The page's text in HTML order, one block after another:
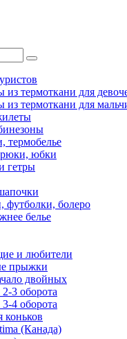
из термоткани для
из термоткани для
термобелье
юбки
гетры
футболки, болеро
белье
и любители
прыжки
двойных
3 оборота
4 оборота
коньков
(Канада)